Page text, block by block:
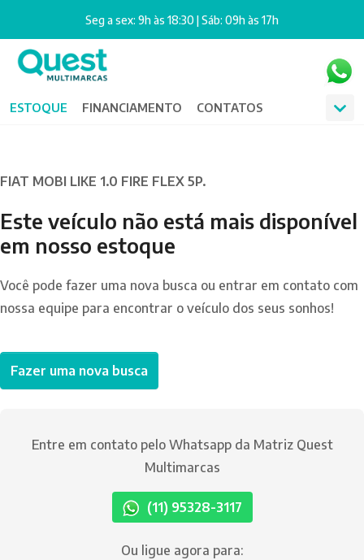
Seg a sex: 9h às 18:30 | Sáb: 09h às 17h
ESTOQUE FINANCIAMENTO CONTATOS
FIAT MOBI LIKE 1.0 FIRE FLEX 5P.
Este veículo não está mais disponível
em nosso estoque
Você pode fazer uma nova busca ou entrar em contato com
nossa equipe para encontrar o veículo dos seus sonhos!
Fazer uma nova busca
Entre em contato pelo Whatsapp da Matriz Quest
Multimarcas
(11) 95328-3117
Ou ligue agora para: